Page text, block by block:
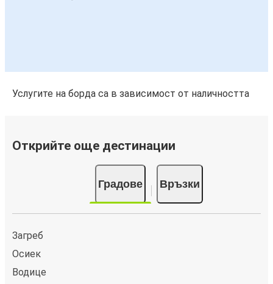
Услугите на борда са в зависимост от наличността
Открийте още дестинации
Градове Връзки
Загреб
Осиек
Водице